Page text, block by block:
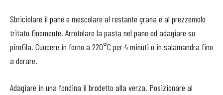
Sbriciolare il pane e mescolare al restante grana e al prezzemolo
tritato finemente. Arrotolare la pasta nel pane ed adagiare su
pirofila. Cuocere in forno a 220°C per 4 minuti o in salamandra fino
a dorare.
Adagiare in una fondina il brodetto alla verza. Posizionare al